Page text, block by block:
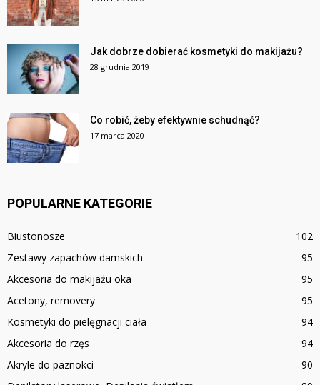
Jak dobrze dobierać kosmetyki do makijażu?
28 grudnia 2019
Co robić, żeby efektywnie schudnąć?
17 marca 2020
POPULARNE KATEGORIE
Biustonosze
102
Zestawy zapachów damskich
95
Akcesoria do makijażu oka
95
Acetony, removery
95
Kosmetyki do pielęgnacji ciała
94
Akcesoria do rzęs
94
Akryle do paznokci
90